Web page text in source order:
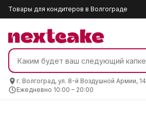
Товары для кондитеров в Волгограде
г. Волгоград, ул. 8-й Воздушной Армии, 14
Ежедневно 10:00 – 20:00